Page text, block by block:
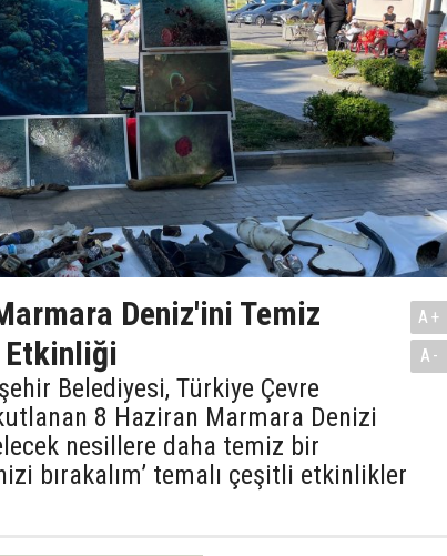
Deniz'ini Temiz
Etkinliği
Belediyesi, Türkiye Çevre
8 Haziran Marmara Denizi
nesillere daha temiz bir
bırakalım’ temalı çeşitli etkinlikler
A+
A-